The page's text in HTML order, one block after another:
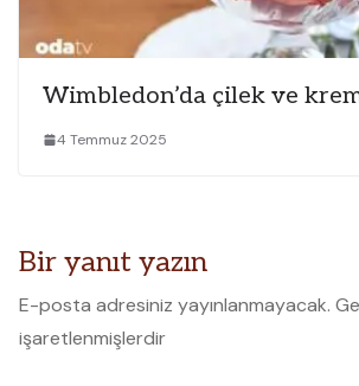
Wimbledon’da çilek ve
4 Temmuz 2025
Bir yanıt yazın
E-posta adresiniz yayınlanmayacak.
işaretlenmişlerdir